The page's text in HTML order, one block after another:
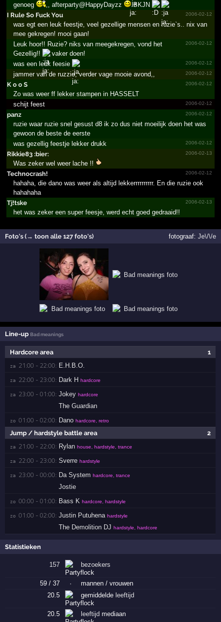
genoeg
,, afterparty@HappyDayzz
BKJN
I Rule So Fuck You
2006-02-12
was egt een leuk feestje, veel gezellige mensen en ruzie`s.. nix van
mee gekregen! mooi gaan!
2006-02-12
Leuk hoor!! Ruzie? niks van meegekregen, vond het
Gezellig!!
vaker doen!
2006-02-12
was een leuk feesie
2006-02-12
jammer van de ruzzie, verder vage mooie avond,,
K o o S
2006-02-12
Zo was weer ff lekker stampen in HASSELT
2006-02-12
schijt feest
panz
2006-02-12
ruzie waar ruzie snel gesust d8 ik zo dus niet moeilijk doen het was
gewoon de beste de eerste
2006-02-12
was gezellig feestje lekker drukk
Rikkie83 :bier:
2006-02-13
Was zeker wel weer lache !!
Technocrash!
2006-02-12
hahaha, die dano was weer als altijd lekkerrrrrrrrrr. En die ruzie ook
hahahaha
Tj!tske
2006-02-13
het was zeker een super feesje, werd echt goed gedraaid!!
Foto's (→ toon alle 127 foto's) fotograaf: Je\/\/e
Line-up Bad meanings
1
Hardcore area
za 21:00 - 22:00: E.H.B.O.
za 22:00 - 23:00: Dark H hardcore
za 23:00 - 01:00: Jokey hardcore
The Guardian
zo 01:00 - 02:00: Dano hardcore, retro
2
Jump / hardstyle battle area
za 21:00 - 22:00: Rylan house, hardstyle, trance
za 22:00 - 23:00: Sverre hardstyle
za 23:00 - 00:00: Da System hardcore, trance
Jostie
zo 00:00 - 01:00: Bass K hardcore, hardstyle
zo 01:00 - 02:00: Justin Putuhena hardstyle
The Demolition DJ hardstyle, hardcore
Statistieken
157 bezoekers
59 / 37 ·
mannen / vrouwen
20.5
gemiddelde leeftijd
20.5 leeftijd mediaan